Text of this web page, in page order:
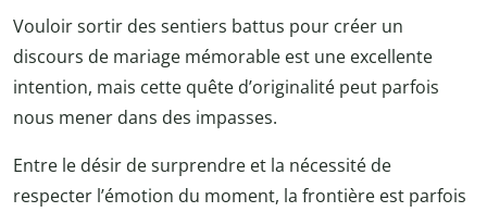
Vouloir sortir des sentiers battus pour créer un
discours de mariage mémorable est une excellente
intention, mais cette quête d’originalité peut parfois
nous mener dans des impasses.
Entre le désir de surprendre et la nécessité de
respecter l’émotion du moment, la frontière est parfois